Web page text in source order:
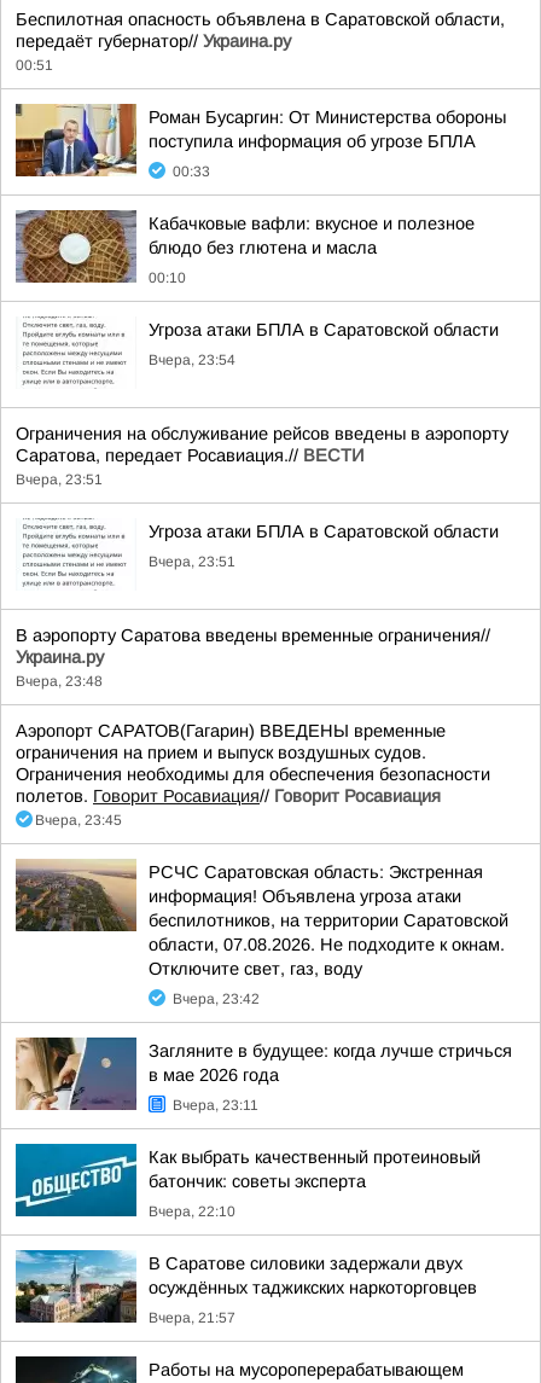
Беспилотная опасность объявлена в Саратовской области,
передаёт губернатор// Украина.ру
00:51
Роман Бусаргин: От Министерства обороны
поступила информация об угрозе БПЛА
00:33
Кабачковые вафли: вкусное и полезное
блюдо без глютена и масла
00:10
Угроза атаки БПЛА в Саратовской области
Вчера, 23:54
Ограничения на обслуживание рейсов введены в аэропорту
Саратова, передает Росавиация.// ВЕСТИ
Вчера, 23:51
Угроза атаки БПЛА в Саратовской области
Вчера, 23:51
В аэропорту Саратова введены временные ограничения//
Украина.ру
Вчера, 23:48
Аэропорт САРАТОВ(Гагарин) ВВЕДЕНЫ временные
ограничения на прием и выпуск воздушных судов.
Ограничения необходимы для обеспечения безопасности
полетов. Говорит Росавиация// Говорит Росавиация
Вчера, 23:45
РСЧС Саратовская область: Экстренная
информация! Объявлена угроза атаки
беспилотников, на территории Саратовской
области, 07.08.2026. Не подходите к окнам.
Отключите свет, газ, воду
Вчера, 23:42
Загляните в будущее: когда лучше стричься
в мае 2026 года
Вчера, 23:11
Как выбрать качественный протеиновый
батончик: советы эксперта
Вчера, 22:10
В Саратове силовики задержали двух
осуждённых таджикских наркоторговцев
Вчера, 21:57
Работы на мусороперерабатывающем